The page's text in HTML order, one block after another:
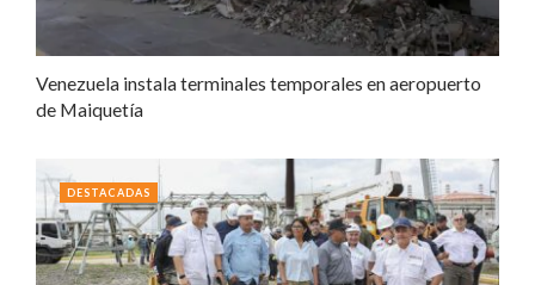
Venezuela instala terminales temporales en aeropuerto
de Maiquetía
DESTACADAS